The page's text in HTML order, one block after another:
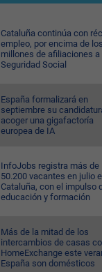
Cataluña continúa con
empleo, por encima de
millones de afiliaciones a
Seguridad Social
España formalizará en
septiembre su
acoger una gigafactoría
europea de IA
InfoJobs registra más de
50.200 vacantes en julio
Cataluña, con el impulso
educación y formación
Más de la mitad de los
intercambios de casas
HomeExchange este
España son domésticos